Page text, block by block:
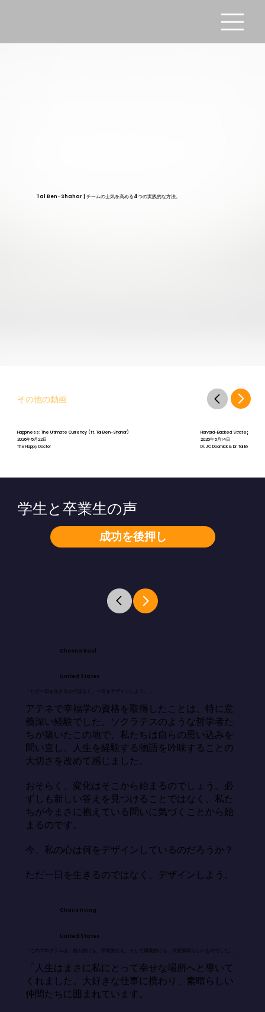
Tal Ben-Shahar | チームの士気を高める4つの実践的な方法。
その他の動画
Happiness: The Ultimate Currency (ft. Tal Ben-Shahar)
2026年5月22日
The Happy Doctor
Harvard-Backed Strategies for
2026年5月14日
Dr. JC Doornick & Dr. Tal Ben-
成功を後押し
学生と卒業生の声
Cheena Kaul
United States
「ただ一日を生きるのではなく、一日をデザインしよう。」
アテネで幸福学の資格を取得したことは、特に意
義深い経験でした。ソクラテスのような哲学者た
ちが築いたこの地で、私たちは自らの思い込みを
問い直し、人生を経験する物語を吟味することの
大切さを改めて感じました。
おそらく、変化はそこから始まるのでしょう。必
ずしも新しい答えを見つけることではなく、私た
ちが今まさに抱えている問いに気づくことから始
まるのです。
今、私の心は何をデザインしているのだろうか？
ただ一日を生きるのではなく、デザインしよう。
Charis Irving
United States
「このプログラムは、個人的にも、学業的にも、そして職業的にも、大変素晴らしいものでした。」
「人生はまさに私にとって幸せな場所へと導いて
くれました。大好きな仕事に携わり、素晴らしい
仲間たちに囲まれています。